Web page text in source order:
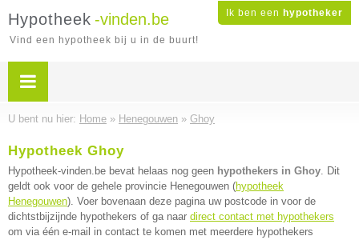
Ik ben een hypotheker
Hypotheek -vinden.be
Vind een hypotheek bij u in de buurt!
U bent nu hier: Home » Henegouwen » Ghoy
Hypotheek Ghoy
Hypotheek-vinden.be bevat helaas nog geen hypothekers in Ghoy. Dit
geldt ook voor de gehele provincie Henegouwen (hypotheek
Henegouwen). Voer bovenaan deze pagina uw postcode in voor de
dichtstbijzijnde hypothekers of ga naar direct contact met hypothekers
om via één e-mail in contact te komen met meerdere hypothekers